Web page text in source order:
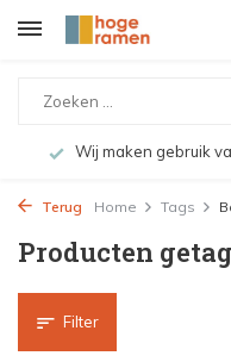
Wij maken gebruik
Terug Home Tags
Producten
Filter